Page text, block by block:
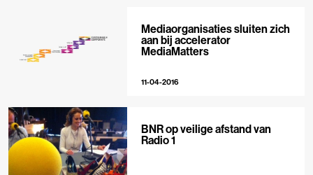
Mediaorganisaties sluiten zich
aan bij accelerator
MediaMatters
11-04-2016
BNR op veilige afstand van
Radio 1